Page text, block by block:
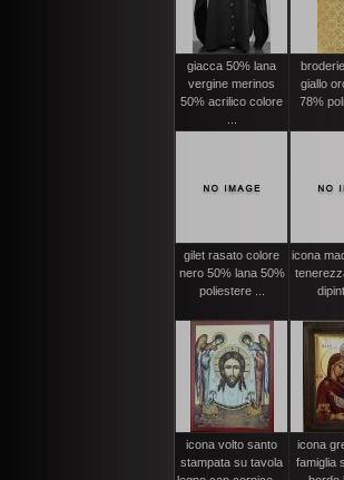
giacca 50% lana
vergine merinos
50% acrilico colore
giallo
78%
gilet rasato colore
nero 50% lana 50%
poliestere ...
icona
icona volto santo
stampata su tavola
icona
famiglia